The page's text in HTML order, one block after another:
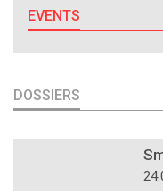
EVENTS
DOSSIERS